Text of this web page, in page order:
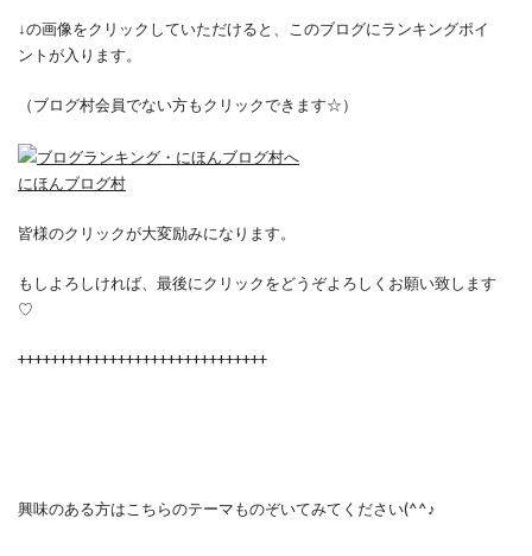
↓の画像をクリックしていただけると、このブログにランキングポイ
ントが入ります。
（ブログ村会員でない方もクリックできます☆）
にほんブログ村
皆様のクリックが大変励みになります。
もしよろしければ、最後にクリックをどうぞよろしくお願い致します
♡
++++++++++++++++++++++++++++++
興味のある方はこちらのテーマものぞいてみてください(^^♪